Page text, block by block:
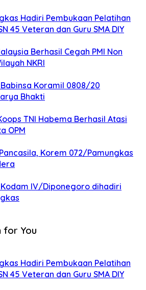
Hadiri Pembukaan Pelatihan
45 Veteran dan Guru SMA DIY
Berhasil Cegah PMI Non
NKRI
Koramil 0808/20
Bhakti
TNI Habema Berhasil Atasi
OPM
Korem 072/Pamungkas
lV/Diponegoro dihadiri
for You
Hadiri Pembukaan Pelatihan
45 Veteran dan Guru SMA DIY